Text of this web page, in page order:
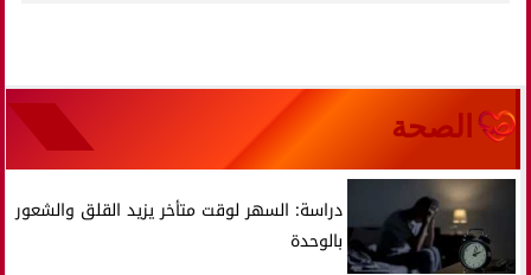
الصحة
دراسة: السهر لوقت متأخر يزيد القلق والشعور
بالوحدة